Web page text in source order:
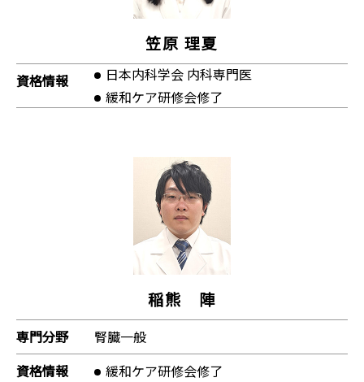
笠原 理夏
資格情報
日本内科学会 内科専門医
緩和ケア研修会修了
稲熊 陣
専門分野
腎臓一般
資格情報
緩和ケア研修会修了